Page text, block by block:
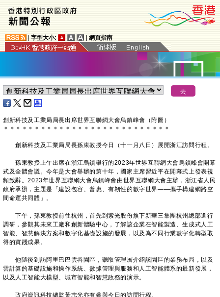
字型大小: 網頁指南
創新科技及工業局局長出席世界互聯網大會烏鎮峰會（附圖）
＊ ＊ ＊ ＊ ＊ ＊ ＊ ＊ ＊ ＊ ＊ ＊ ＊ ＊ ＊ ＊ ＊ ＊ ＊ ＊ ＊ ＊ ＊ ＊ ＊ ＊ ＊
創新科技及工業局局長孫東教授今日（十一月八日）展開浙江訪問行程。
孫東教授上午出席在浙江烏鎮舉行的2023年世界互聯網大會烏鎮峰會開幕
式及全體會議。今年是大會舉辦的第十年，國家主席習近平在開幕式上發表視
頻致辭。2023年世界互聯網大會烏鎮峰會由世界互聯網大會主辦，浙江省人民
政府承辦，主題是「建設包容、普惠、有韌性的數字世界——攜手構建網路空
間命運共同體」。
下午，孫東教授前往杭州，首先到紫光股份旗下新華三集團杭州總部進行
調研，參觀其未來工廠和創新體驗中心，了解該企業在智能製造、生成式人工
智能、智慧解決方案和數字化基礎設施的發展，以及為不同行業數字化轉型取
得的實踐成果。
他隨後到訪阿里巴巴雲谷園區，聽取管理層介紹該園區的業務布局，以及
雲計算的基礎設施和操作系統、數據管理與服務和人工智能體系的最新發展，
以及人工智能大模型、城市智能和智慧政務的演示。
政府資訊科技總監黃志光亦有參與今日的訪問行程。